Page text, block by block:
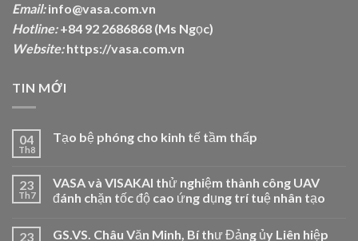
Email:info@vasa.com.vn
Hotline:+84 92 2686868 (Ms Ngọc)
Website: https://vasa.com.vn
TIN MỚI
04
Th8
Tạo bệ phóng cho kinh tế tầm thấp
23
Th7
VASA và VISAKAI thử nghiệm thành công UAV
đánh chặn tốc độ cao ứng dụng trí tuệ nhân tạo
23 GS.VS. Châu Văn Minh, Bí thư Đảng ủy Liên hiệp